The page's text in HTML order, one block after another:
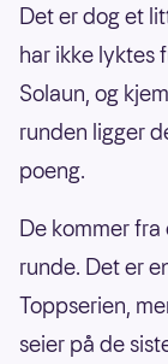
Det er dog et
har ikke lyktes
Solaun, og
runden ligger
poeng.
De kommer
runde. Det er
Toppserien,
seier på de